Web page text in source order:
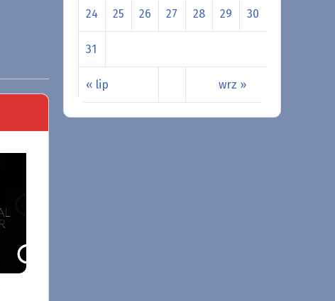
« lip wrz »
24 25 26 27 28 29 30
31